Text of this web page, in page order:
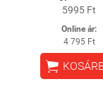
5995 Ft
Online ár:
4 795 Ft
